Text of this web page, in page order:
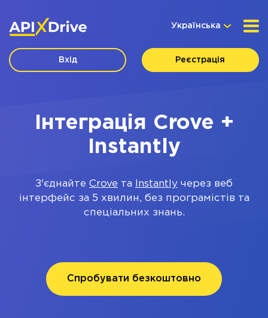
Українська
Вхід Реєстрація
Інтеграція Crove +
Instantly
З'єднайте Crove та Instantly через веб
інтерфейс за 5 хвилин, без програмістів та
спеціальних знань.
Спробувати безкоштовно